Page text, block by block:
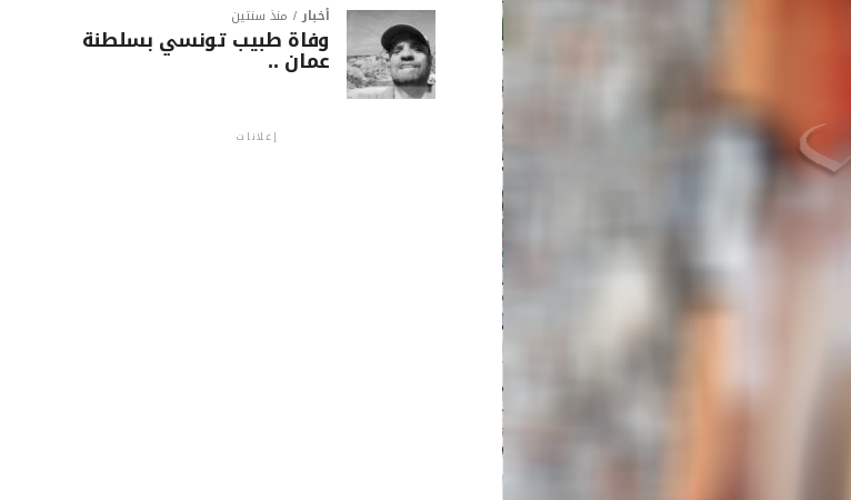
أخبار منذ سنتين
وفاة طبيب تونسي بسلطنة
عمان ..
إعلانات